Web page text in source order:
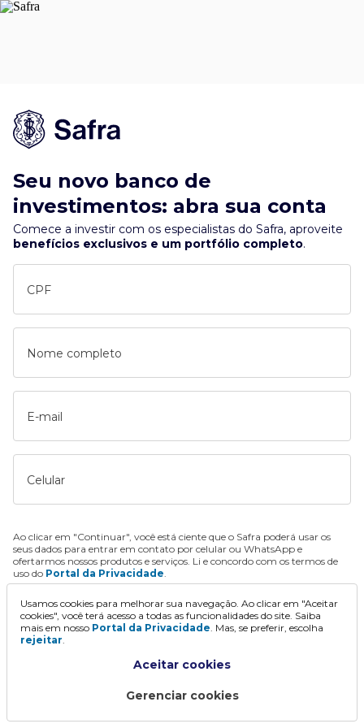
Seu novo banco de
investimentos: abra sua conta
Comece a investir com os especialistas do Safra, aproveite
benefícios exclusivos e um portfólio completo.
CPF
Nome completo
E-mail
Celular
Ao clicar em "Continuar", você está ciente que o Safra poderá usar os
seus dados para entrar em contato por celular ou WhatsApp e
ofertarmos nossos produtos e serviços. Li e concordo com os termos de
uso do Portal da Privacidade.
Continuar
Usamos cookies para melhorar sua navegação. Ao clicar em "Aceitar
cookies", você terá acesso a todas as funcionalidades do site. Saiba
mais em nosso Portal da Privacidade. Mas, se preferir, escolha
rejeitar.
Aceitar cookies
Gerenciar cookies